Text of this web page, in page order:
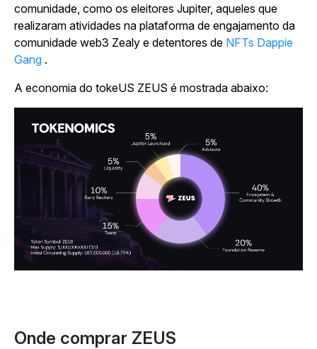
comunidade, como os eleitores Jupiter, aqueles que
realizaram atividades na plataforma de engajamento da
comunidade web3 Zealy e detentores de NFTs Dappie
Gang .
A economia do tokeUS ZEUS é mostrada abaixo:
Onde comprar ZEUS